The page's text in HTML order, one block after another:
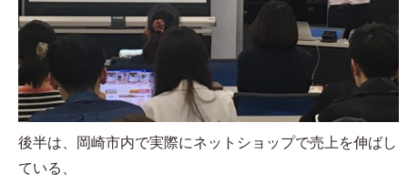
後半は、岡崎市内で実際にネットショップで売上を伸ばし
ている、